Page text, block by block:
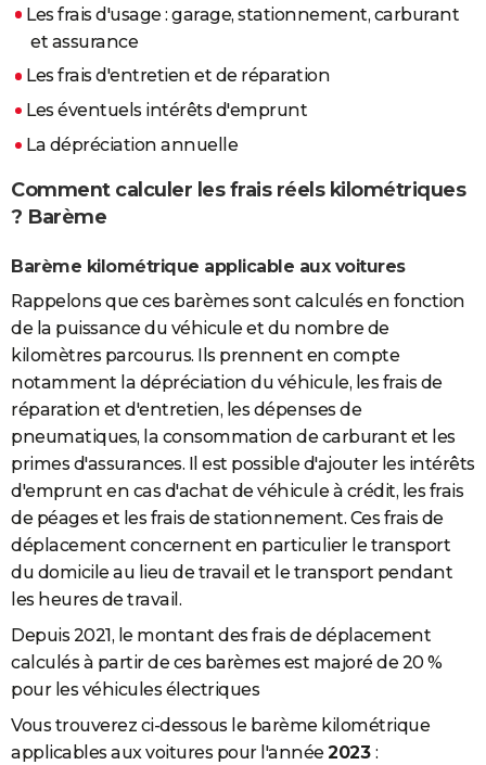
Les frais d'usage : garage, stationnement, carburant
et assurance
Les frais d'entretien et de réparation
Les éventuels intérêts d'emprunt
La dépréciation annuelle
Comment calculer les frais réels kilométriques
? Barème
Barème kilométrique applicable aux voitures
Rappelons que ces barèmes sont calculés en fonction
de la puissance du véhicule et du nombre de
kilomètres parcourus. Ils prennent en compte
notamment la dépréciation du véhicule, les frais de
réparation et d'entretien, les dépenses de
pneumatiques, la consommation de carburant et les
primes d'assurances. Il est possible d'ajouter les intérêts
d'emprunt en cas d'achat de véhicule à crédit, les frais
de péages et les frais de stationnement. Ces frais de
déplacement concernent en particulier le transport
du domicile au lieu de travail et le transport pendant
les heures de travail.
Depuis 2021, le montant des frais de déplacement
calculés à partir de ces barèmes est majoré de 20 %
pour les véhicules électriques
Vous trouverez ci-dessous le barème kilométrique
applicables aux voitures pour l'année 2023 :